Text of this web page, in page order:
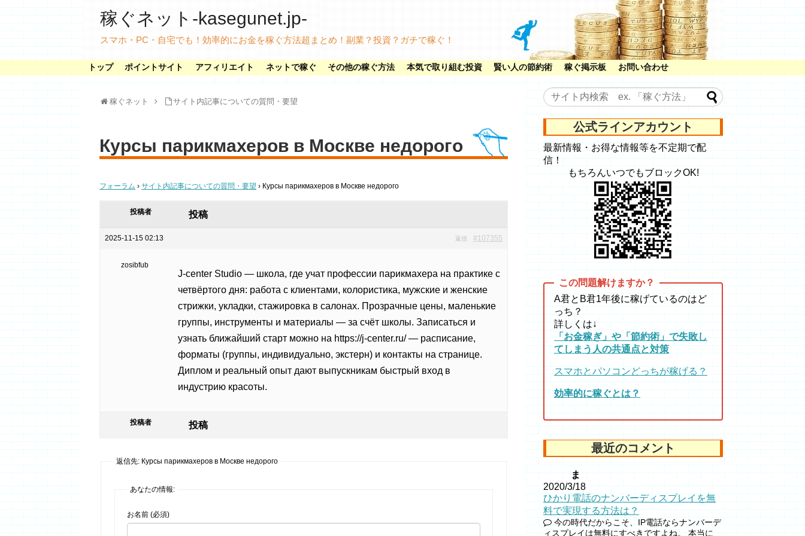
稼ぐネット-kasegunet.jp-
スマホ・PC・自宅でも！効率的にお金を稼ぐ方法超まとめ！副業？投資？ガチで稼ぐ！
トップ ポイントサイト アフィリエイト ネットで稼ぐ その他の稼ぐ方法 本気で取り組む投資 賢い人の節約術 稼ぐ掲示板 お問い合わせ
稼ぐネット サイト内記事についての質問・要望
Курсы парикмахеров в Москве недорого
フォーラム › サイト内記事についての質問・要望 › Курсы парикмахеров в Москве недорого
投稿者 投稿
2025-11-15 02:13 #107355
返信
zosibfub
J-center Studio — школа, где учат профессии парикмахера на практике с
четвёртого дня: работа с клиентами, колористика, мужские и женские
стрижки, укладки, стажировка в салонах. Прозрачные цены, маленькие
группы, инструменты и материалы — за счёт школы. Записаться и
узнать ближайший старт можно на https://j-center.ru/ — расписание,
форматы (группы, индивидуально, экстерн) и контакты на странице.
Диплом и реальный опыт дают выпускникам быстрый вход в
индустрию красоты.
投稿者 投稿
返信先: Курсы парикмахеров в Москве недорого
あなたの情報:
お名前 (必須)
公式ラインアカウント
最新情報・お得な情報等を不定期で配
信！
もちろんいつでもブロックOK!
A君とB君1年後に稼げているのはど
っち？
詳しくは↓
「お金稼ぎ」や「節約術」で失敗し
てしまう人の共通点と対策
スマホとパソコンどっちが稼げる？
効率的に稼ぐとは？
最近のコメント
ま
2020/3/18
ひかり電話のナンバーディスプレイを無
料で実現する方法は？
今の時代だからこそ、IP電話ならナンバーデ
ィスプレイは無料にすべきですよね。 本当に